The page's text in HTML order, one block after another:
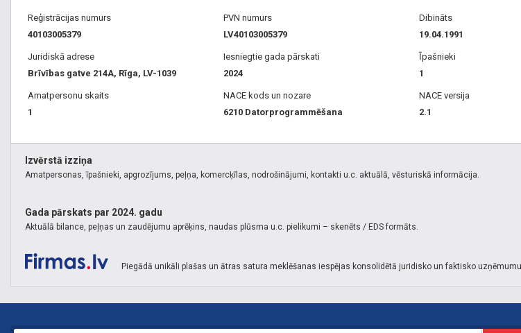
Reģistrācijas numurs
40103005379
PVN numurs
LV40103005379
Dibināts
19.04.1991
Juridiskā adrese
Brīvības gatve 214A, Rīga, LV-1039
Iesniegtie gada pārskati
2024
Īpašnieki
1
Amatpersonu skaits
1
NACE kods un nozare
6210 Datorprogrammēšana
NACE versija
2.1
Izvērstā izziņa
Amatpersonas, īpašnieki, apgrozījums, peļņa, komercķīlas, nodrošinājumi, kontakti u.c. aktuālā, vēsturiskā informācija.
Gada pārskats par 2024. gadu
Aktuālā bilance, peļņas un zaudējumu aprēķins, naudas plūsma u.c. pielikumi – skenēts / EDS formāts.
Piegādā unikāli plašas un ātras satura meklēšanas iespējas konsolidētā juridisko un faktisko